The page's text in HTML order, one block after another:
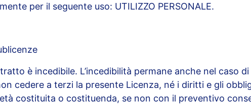
per il seguente uso: UTILIZZO PERSONALE.
è incedibile. L’incedibilità permane anche nel caso
cedere a terzi la presente Licenza, né i diritti e gli
costituita o costituenda, se non con il preventivo